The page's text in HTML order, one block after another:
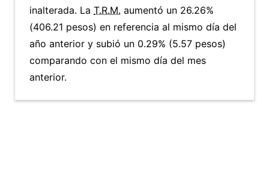
inalterada. La T.R.M. aumentó un 26.26%
(406.21 pesos) en referencia al mismo día del
año anterior y subió un 0.29% (5.57 pesos)
comparando con el mismo día del mes
anterior.